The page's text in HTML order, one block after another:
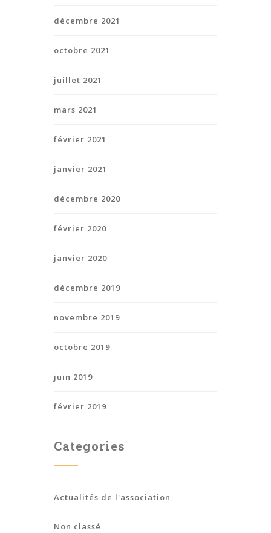
décembre 2021
octobre 2021
juillet 2021
mars 2021
février 2021
janvier 2021
décembre 2020
février 2020
janvier 2020
décembre 2019
novembre 2019
octobre 2019
juin 2019
février 2019
Categories
Actualités de l'association
Non classé